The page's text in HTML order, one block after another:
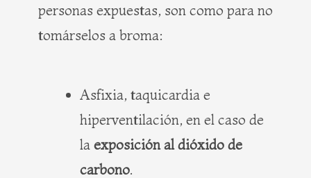
personas expuestas, son como para no
tomárselos a broma:
Asfixia, taquicardia e
hiperventilación, en el caso de
la exposición al dióxido de
carbono.